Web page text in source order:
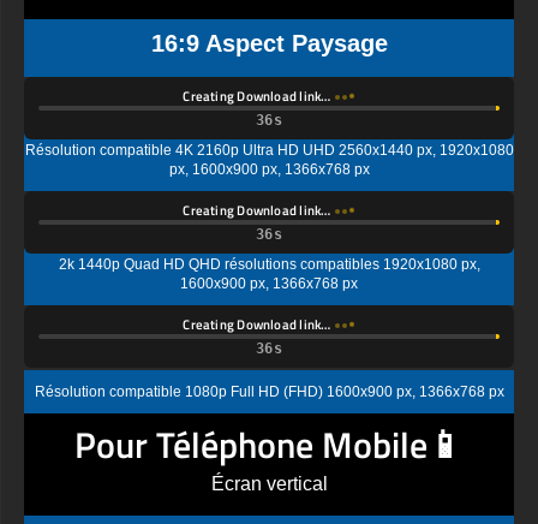
16:9 Aspect Paysage
Creating Download link…
Résolution compatible 4K 2160p Ultra HD UHD 2560x1440 px, 1920x1080
px, 1600x900 px, 1366x768 px
Creating Download link…
2k 1440p Quad HD QHD résolutions compatibles 1920x1080 px,
Creating Download link…
Résolution compatible 1080p Full HD (FHD) 1600x900 px, 1366x768 px
Pour Téléphone Mobile📱
Écran vertical
9:16 Aspect Portrait